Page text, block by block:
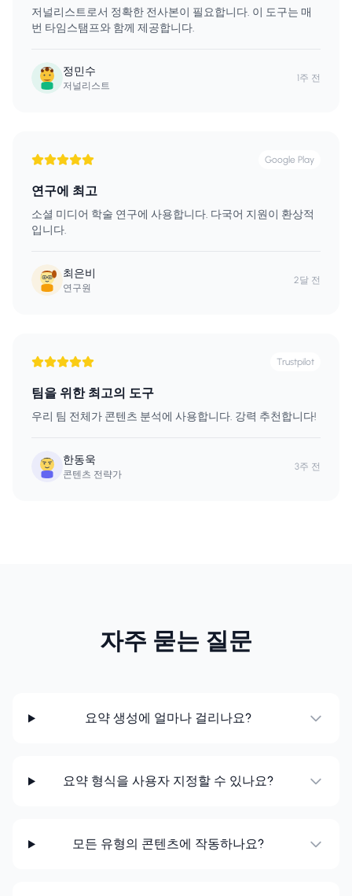
저널리스트로서 정확한 전사본이 필요합니다. 이 도구는 매
번 타임스탬프와 함께 제공합니다.
정민수
저널리스트
1주 전
Google Play
연구에 최고
소셜 미디어 학술 연구에 사용합니다. 다국어 지원이 환상적
입니다.
최은비
연구원
2달 전
Trustpilot
팀을 위한 최고의 도구
우리 팀 전체가 콘텐츠 분석에 사용합니다. 강력 추천합니다!
한동욱
콘텐츠 전략가
3주 전
자주 묻는 질문
요약 생성에 얼마나 걸리나요?
요약 형식을 사용자 지정할 수 있나요?
모든 유형의 콘텐츠에 작동하나요?